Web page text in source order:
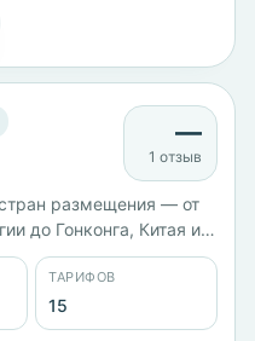
—
1 отзыв
размещения — от
до Гонконга, Китая и
с 2011 года, 15
российская версия
ядрами и 8 ГБ памяти
cPanel,
ТАРИФОВ
15